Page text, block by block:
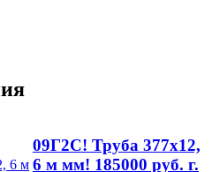
09Г2С! Труба 377х12,
6 м мм! 185000 руб. г.